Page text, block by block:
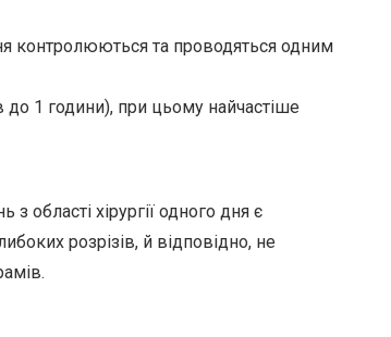
контролюються та проводяться одним
1 години), при цьому найчастіше
області хірургії одного дня є
розрізів, й відповідно, не